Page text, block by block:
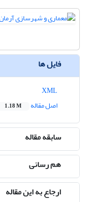
فایل ها
اصل مقاله
1.18 M
سابقه مقاله
هم رسانی
ارجاع به این مقاله